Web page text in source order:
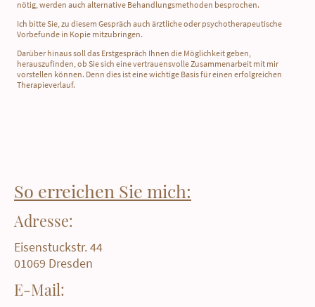
nötig, werden auch alternative Behandlungsmethoden besprochen.
Ich bitte Sie, zu diesem Gespräch auch ärztliche oder psychotherapeutische
Vorbefunde in Kopie mitzubringen.
Darüber hinaus soll das Erstgespräch Ihnen die Möglichkeit geben,
herauszufinden, ob Sie sich eine vertrauensvolle Zusammenarbeit mit mir
vorstellen können. Denn dies ist eine wichtige Basis für einen erfolgreichen
Therapieverlauf.
So erreichen Sie mich:
Adresse:
Eisenstuckstr. 44
01069 Dresden
E-Mail: